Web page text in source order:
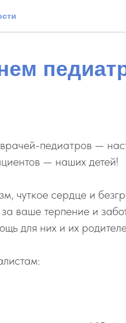
педиатров —
— наших детей!
чуткое сердце и
ваше терпение и
для них и их